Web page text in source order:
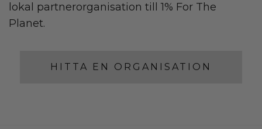
lokal partnerorganisation till 1% For The
Planet.
HITTA EN ORGANISATION